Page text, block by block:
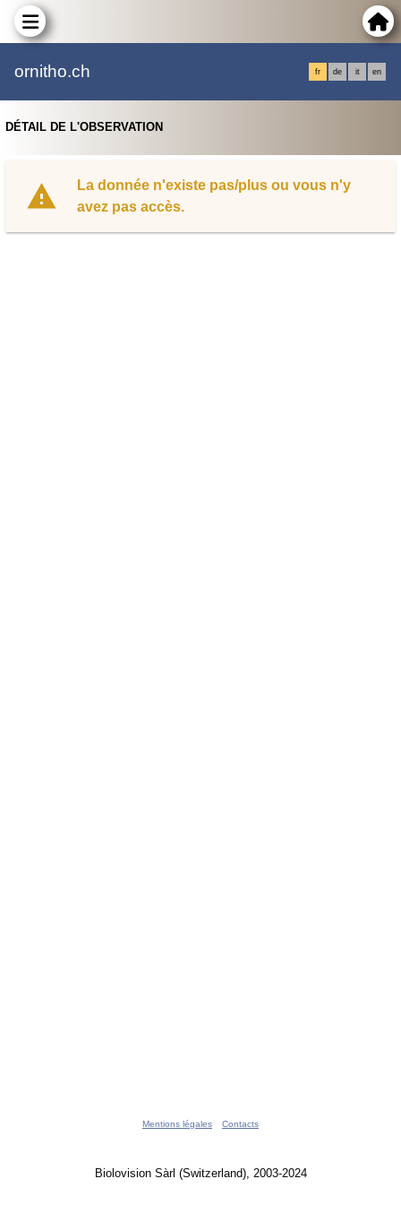
ornitho.ch fr de it en
DÉTAIL DE L'OBSERVATION
La donnée n'existe pas/plus ou vous n'y
avez pas accès.
Mentions légales Contacts
Biolovision Sàrl (Switzerland), 2003-2024